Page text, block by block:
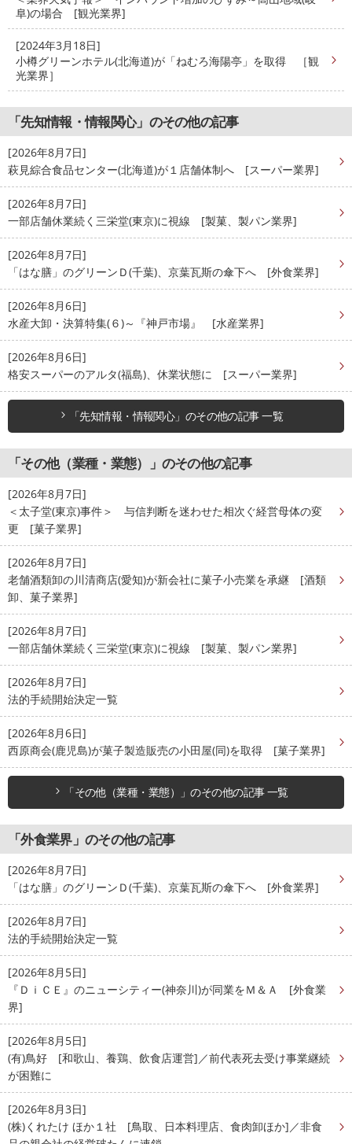
阜)の場合 [観光業界]
[2024年3月18日]
小樽グリーンホテル(北海道)が「ねむろ海陽亭」を取得 ［観
光業界］
「先知情報・情報関心」のその他の記事
[2026年8月7日]
萩見綜合食品センター(北海道)が１店舗体制へ [スーパー業界]
[2026年8月7日]
一部店舗休業続く三栄堂(東京)に視線 [製菓、製パン業界]
[2026年8月7日]
「はな膳」のグリーンＤ(千葉)、京葉瓦斯の傘下へ [外食業界]
[2026年8月6日]
水産大卸・決算特集(６)～『神戸市場』 [水産業界]
[2026年8月6日]
格安スーパーのアルタ(福島)、休業状態に [スーパー業界]
「先知情報・情報関心」のその他の記事 一覧
「その他（業種・業態）」のその他の記事
[2026年8月7日]
＜太子堂(東京)事件＞ 与信判断を迷わせた相次ぐ経営母体の変
更 [菓子業界]
[2026年8月7日]
老舗酒類卸の川清商店(愛知)が新会社に菓子小売業を承継 [酒類
卸、菓子業界]
[2026年8月7日]
一部店舗休業続く三栄堂(東京)に視線 [製菓、製パン業界]
[2026年8月7日]
法的手続開始決定一覧
[2026年8月6日]
西原商会(鹿児島)が菓子製造販売の小田屋(同)を取得 [菓子業界]
「その他（業種・業態）」のその他の記事 一覧
「外食業界」のその他の記事
[2026年8月7日]
「はな膳」のグリーンＤ(千葉)、京葉瓦斯の傘下へ [外食業界]
[2026年8月7日]
法的手続開始決定一覧
[2026年8月5日]
『ＤｉＣＥ』のニューシティー(神奈川)が同業をＭ＆Ａ [外食業
界]
[2026年8月5日]
(有)鳥好 [和歌山、養鶏、飲食店運営]／前代表死去受け事業継続
が困難に
[2026年8月3日]
(株)くれたけ ほか１社 [鳥取、日本料理店、食肉卸ほか]／非食